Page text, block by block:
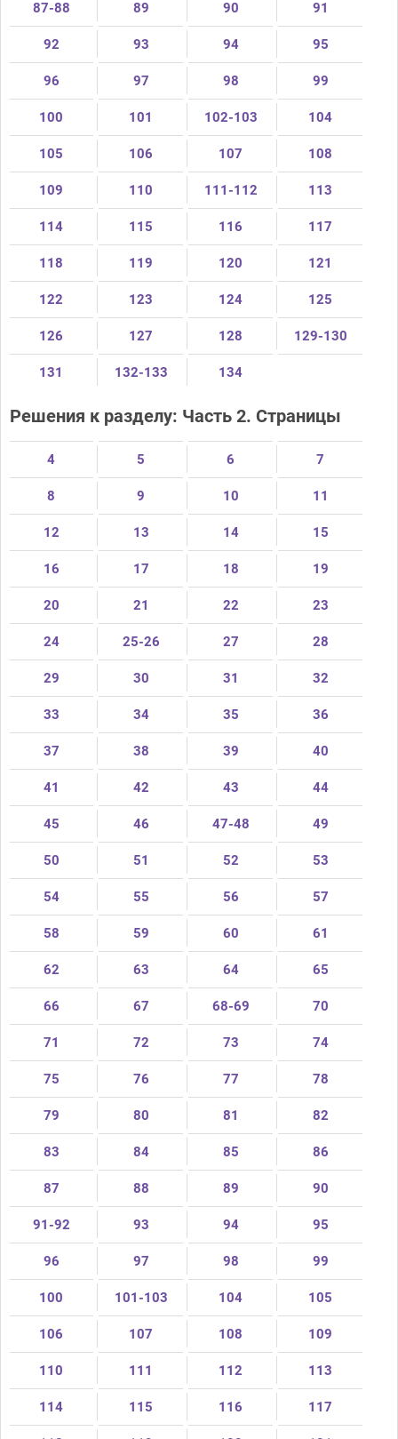
87-88 89 90 91
92 93 94 95
96 97 98 99
100 101 102-103 104
105 106 107 108
109 110 111-112 113
114 115 116 117
118 119 120 121
122 123 124 125
126 127 128 129-130
131 132-133 134
Решения к разделу: Часть 2. Страницы
4 5 6 7
8 9 10 11
12 13 14 15
16 17 18 19
20 21 22 23
24 25-26 27 28
29 30 31 32
33 34 35 36
37 38 39 40
41 42 43 44
45 46 47-48 49
50 51 52 53
54 55 56 57
58 59 60 61
62 63 64 65
66 67 68-69 70
71 72 73 74
75 76 77 78
79 80 81 82
83 84 85 86
87 88 89 90
91-92 93 94 95
96 97 98 99
100 101-103 104 105
106 107 108 109
110 111 112 113
114 115 116 117